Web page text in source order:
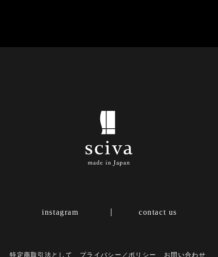
instagram contact us
特定商取引法として プライバシー／ポリシー お問い合わせ